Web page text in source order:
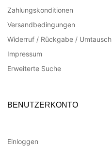
Zahlungskonditionen
Versandbedingungen
Widerruf / Rückgabe / Umtausch
Impressum
Erweiterte Suche
BENUTZERKONTO
Einloggen